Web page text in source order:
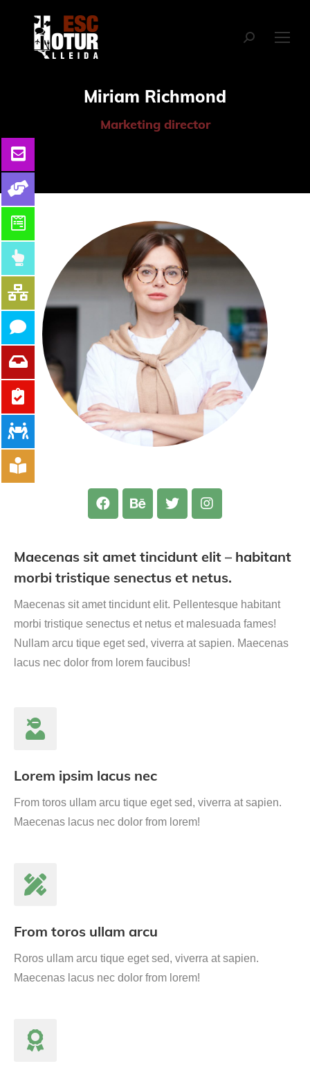
Miriam Richmond
Marketing director
Maecenas sit amet tincidunt elit – habitant
morbi tristique senectus et netus.
Maecenas sit amet tincidunt elit. Pellentesque habitant
morbi tristique senectus et netus et malesuada fames!
Nullam arcu tique eget sed, viverra at sapien. Maecenas
lacus nec dolor from lorem faucibus!
Lorem ipsim lacus nec
From toros ullam arcu tique eget sed, viverra at sapien.
Maecenas lacus nec dolor from lorem!
From toros ullam arcu
Roros ullam arcu tique eget sed, viverra at sapien.
Maecenas lacus nec dolor from lorem!